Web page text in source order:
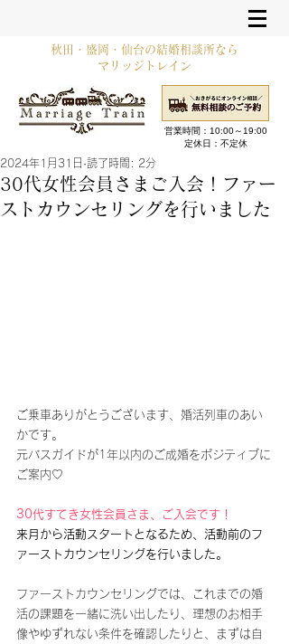
秋田・盛岡・仙台の結婚相談所なら
マリッジトレイン
営業時間：10:00～19:00​
定休日：不定休
30代女性会員さまご入会！ファー
ストカウンセリングを行いました
2024年1月31日 読了時間: 2分
ご乗車ありがとうございます、婚活列車のあい
かです。
元バスガイドが1年以内のご成婚をポジティブに
ご案内♡
30代すてき女性会員さま、ご入会です！
来月から活動スタートとなるため、活動前のフ
ァーストカウンセリングを行いました。
ファーストカウンセリングでは、これまでの婚
活の課題を一緒に洗い出したり、理想のお相手
像やゆずれない条件を確認したりと、まずは自